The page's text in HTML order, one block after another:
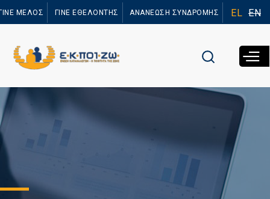
προς το
ΜΕΛΟΣ ΓΙΝΕ ΕΘΕΛΟΝΤΗΣ ΑΝΑΝΕΩΣΗ ΣΥΝΔΡΟΜΗΣ EL EN